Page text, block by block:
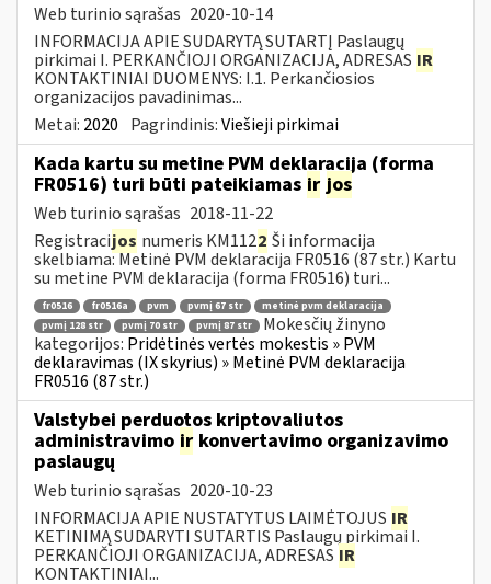
Web turinio sąrašas 2020-10-14
INFORMACIJA APIE SUDARYTĄ SUTARTĮ Paslaugų
pirkimai I. PERKANČIOJI ORGANIZACIJA, ADRESAS IR
KONTAKTINIAI DUOMENYS: I.1. Perkančiosios
organizacijos pavadinimas...
Metai: 2020 Pagrindinis:Viešieji pirkimai
Kada kartu su metine PVM deklaracija (forma
FR0516) turi būti pateikiamas ir jos
Web turinio sąrašas 2018-11-22
Registracijos numeris KM1122 Ši informacija
skelbiama: Metinė PVM deklaracija FR0516 (87 str.) Kartu
su metine PVM deklaracija (forma FR0516) turi...
fr0516 fr0516a pvm pvmį 67 str
metinė pvm deklaracija
pvmį 128 str
pvmį 70 str pvmį 87 str
Mokesčių žinyno
kategorijos: Pridėtinės vertės mokestis » PVM
deklaravimas (IX skyrius) » Metinė PVM deklaracija
FR0516 (87 str.)
Valstybei perduotos kriptovaliutos
administravimo ir konvertavimo organizavimo
paslaugų
Web turinio sąrašas 2020-10-23
INFORMACIJA APIE NUSTATYTUS LAIMĖTOJUS IR
KETINIMĄ SUDARYTI SUTARTIS Paslaugų pirkimai I.
PERKANČIOJI ORGANIZACIJA, ADRESAS IR
KONTAKTINIAI...